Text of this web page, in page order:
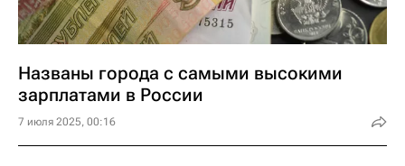
Названы города с самыми высокими
зарплатами в России
7 июля 2025, 00:16